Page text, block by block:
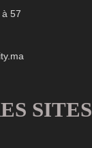
57
SITES